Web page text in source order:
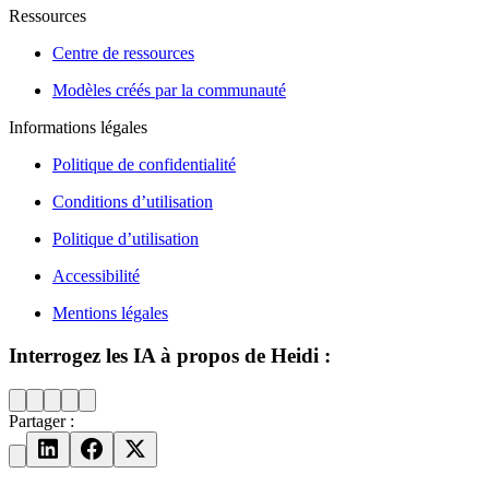
Ressources
Centre de ressources
Modèles créés par la communauté
Informations légales
Politique de confidentialité
Conditions d’utilisation
Politique d’utilisation
Accessibilité
Mentions légales
Interrogez les IA à propos de Heidi :
Partager :